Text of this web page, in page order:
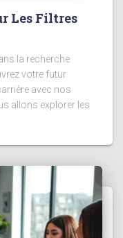
Les Filtres
la recherche
votre futur
avec nos
allons explorer les